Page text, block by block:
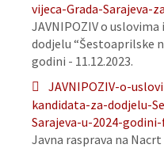
vijeca-Grada-Sarajeva-
JAVNIPOZIV o
dodjelu “Šestoaprilske
godini - 11.12.2023.
JAVNIPOZIV-o-
kandidata-za-dodjelu-
Sarajeva-u-2024-
Javna rasprava na